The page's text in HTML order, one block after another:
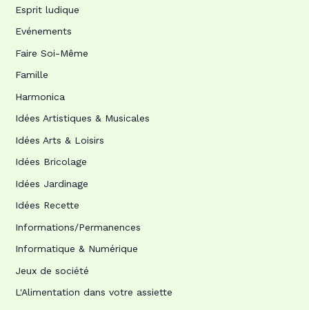
Esprit ludique
Evénements
Faire Soi-Même
Famille
Harmonica
Idées Artistiques & Musicales
Idées Arts & Loisirs
Idées Bricolage
Idées Jardinage
Idées Recette
Informations/Permanences
Informatique & Numérique
Jeux de société
L'Alimentation dans votre assiette